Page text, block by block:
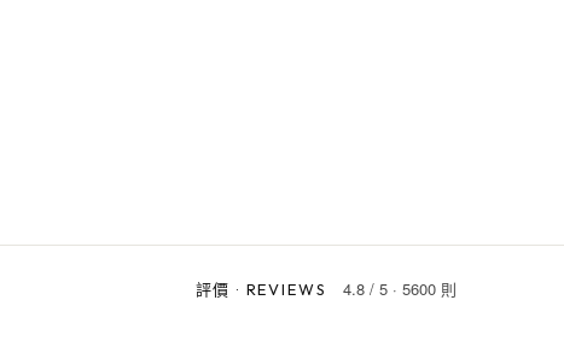
評價 · REVIEWS 4.8 /5 ·5600 則